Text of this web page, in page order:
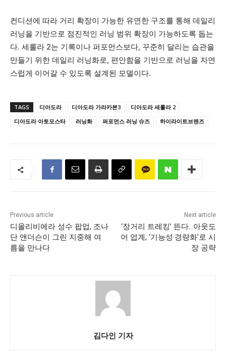
컨디션에 따라 거리 확장이 가능한 유연한 구조를 통해 데일리
러닝을 기반으로 점진적인 러닝 범위 확장이 가능하도록 돕는
다. 세룰라 2는 기록이나 퍼포먼스보다, 꾸준히 달리는 습관을
만들기 위한 데일리 러닝화로, 편안함을 기반으로 러닝을 자연
스럽게 이어갈 수 있도록 설계된 모델이다.
TAGS 디아도라 디아도라 가라카본3
디아도라 세룰라 2
디아도라 아토모스타
러닝화 퍼포먼스 러닝 슈즈 하이라이트브랜즈
Previous article
디올리비에라 성수 팝업, 조나
단 앤더슨이 그린 지중해 여
름을 만나다
Next article
‘장거리 트레킹’ 뜬다…아웃도
어 업계, ‘기능성·경량화’로 시
장 공략
김다인 기자